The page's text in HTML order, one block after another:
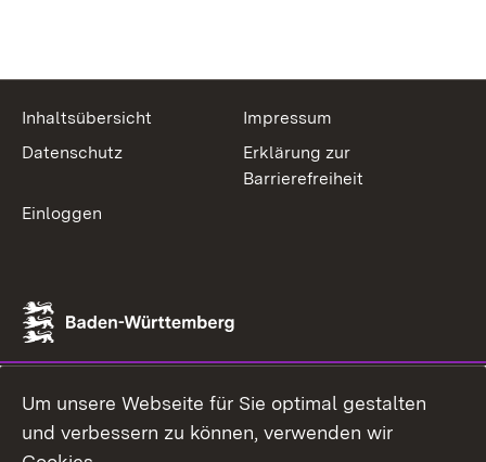
Inhaltsübersicht
Impressum
Datenschutz
Erklärung zur
Barrierefreiheit
Einloggen
Um unsere Webseite für Sie optimal gestalten
und verbessern zu können, verwenden wir